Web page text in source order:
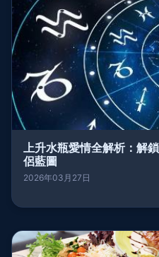
上升水瓶愛情全解析：解
侶藍圖
2026年03月27日